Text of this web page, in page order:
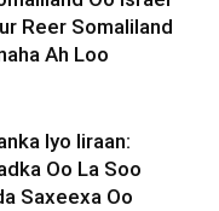
Reer Somaliland
Ah Loo
Iyo Iiraan:
Oo La Soo
Saxeexa Oo